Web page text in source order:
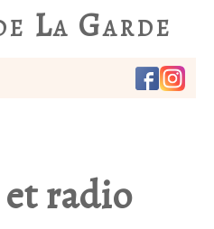
La Garde
et radio